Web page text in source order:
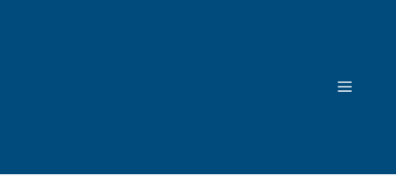
Menü